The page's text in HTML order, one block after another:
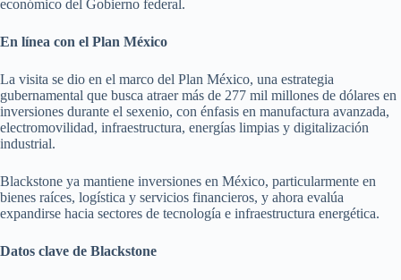
económico del Gobierno federal.
En línea con el Plan México
La visita se dio en el marco del Plan México, una estrategia
gubernamental que busca atraer más de 277 mil millones de dólares en
inversiones durante el sexenio, con énfasis en manufactura avanzada,
electromovilidad, infraestructura, energías limpias y digitalización
industrial.
Blackstone ya mantiene inversiones en México, particularmente en
bienes raíces, logística y servicios financieros, y ahora evalúa
expandirse hacia sectores de tecnología e infraestructura energética.
Datos clave de Blackstone